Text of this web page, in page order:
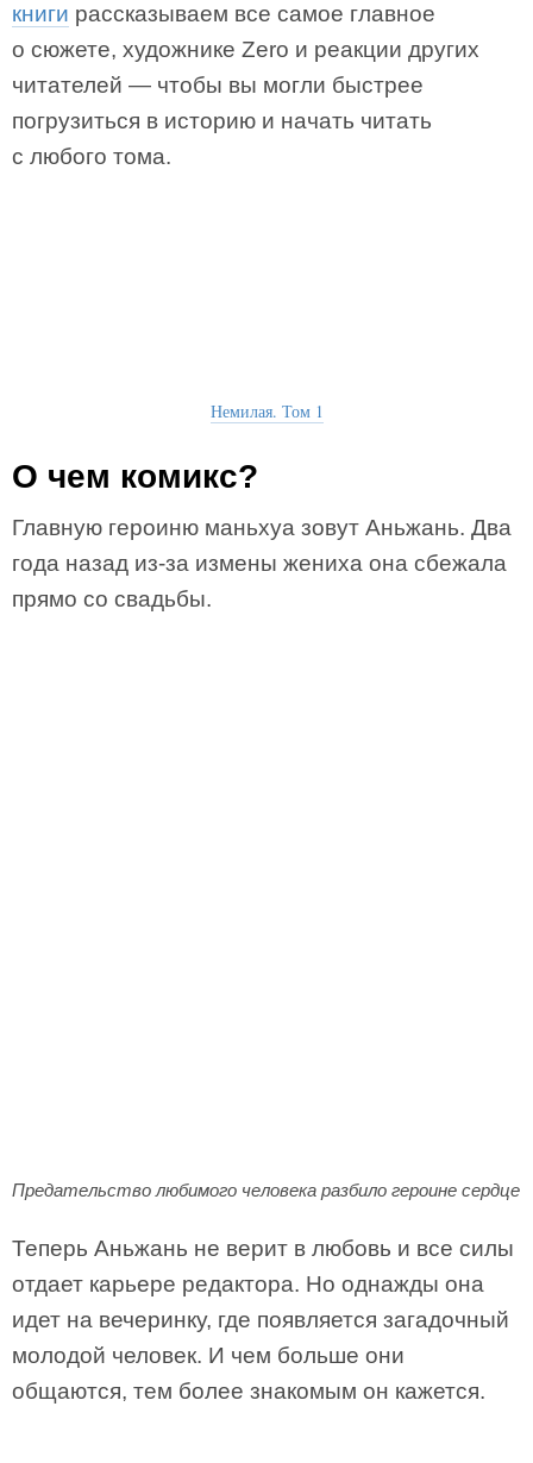
книги рассказываем все самое главное
о сюжете, художнике Zero и реакции других
читателей — чтобы вы могли быстрее
погрузиться в историю и начать читать
с любого тома.
Немилая. Том 1
О чем комикс?
Главную героиню маньхуа зовут Аньжань. Два
года назад из-за измены жениха она сбежала
прямо со свадьбы.
Предательство любимого человека разбило героине сердце
Теперь Аньжань не верит в любовь и все силы
отдает карьере редактора. Но однажды она
идет на вечеринку, где появляется загадочный
молодой человек. И чем больше они
общаются, тем более знакомым он кажется.